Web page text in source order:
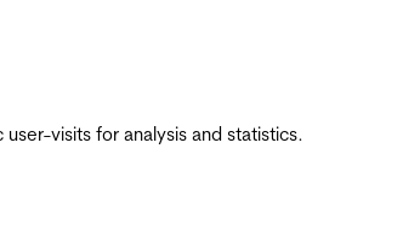
visits for analysis and statistics.